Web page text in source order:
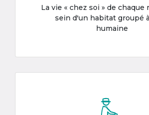
La vie « chez soi » de chaque
sein d'un habitat groupé
humaine